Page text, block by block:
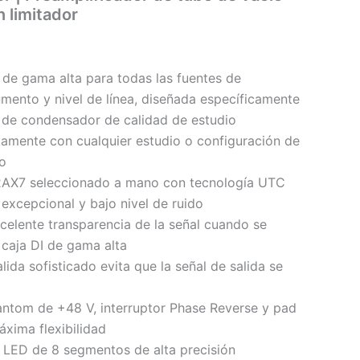
limitador
gama alta para todas las fuentes de
y nivel de línea, diseñada específicamente
condensador de calidad de estudio
con cualquier estudio o configuración de
seleccionado a mano con tecnología UTC
y bajo nivel de ruido
transparencia de la señal cuando se
DI de gama alta
sofisticado evita que la señal de salida se
de +48 V, interruptor Phase Reverse y pad
flexibilidad
de 8 segmentos de alta precisión